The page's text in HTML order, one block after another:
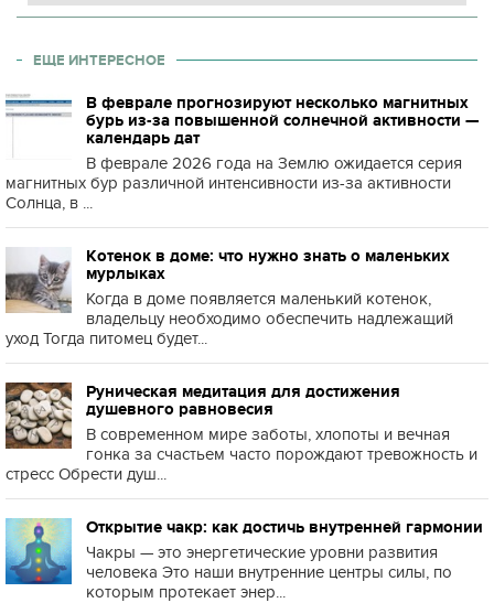
ЕЩЕ ИНТЕРЕСНОЕ
В феврале прогнозируют несколько магнитных
бурь из-за повышенной солнечной активности —
календарь дат
В феврале 2026 года на Землю ожидается серия
магнитных бур различной интенсивности из-за активности
Солнца, в ...
Котенок в доме: что нужно знать о маленьких
мурлыках
Когда в доме появляется маленький котенок,
владельцу необходимо обеспечить надлежащий
уход Тогда питомец будет...
Руническая медитация для достижения
душевного равновесия
В современном мире заботы, хлопоты и вечная
гонка за счастьем часто порождают тревожность и
стресс Обрести душ...
Открытие чакр: как достичь внутренней гармонии
Чакры — это энергетические уровни развития
человека Это наши внутренние центры силы, по
которым протекает энер...